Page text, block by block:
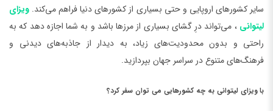
سایر کشورهای اروپایی و حتی بسیاری از کشورهای دنیا فراهم می‌کند. ویزای
لیتوانی ، می‌تواند درِ گشای بسیاری از مرزها باشد و به شما اجازه دهد که به
راحتی و بدون محدودیت‌های زیاد، به دیدار از جاذبه‌های دیدنی و
فرهنگ‌های متنوع در سراسر جهان بپردازید.
با ویزای لیتوانی به چه کشورهایی می توان سفر کرد؟